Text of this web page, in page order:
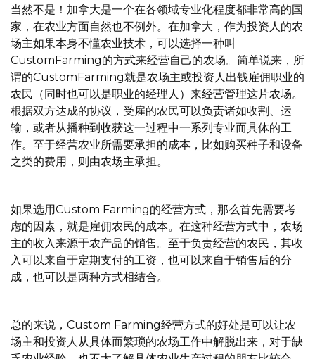
当然不是！加拿大是一个在各领域专业化程度都非常高的国
家，在农业方面自然也不例外。在加拿大，作为投资人的农
场主如果本身不懂农业技术，可以选择一种叫
CustomFarming的方式来经营自己的农场。简单说来，所
谓的CustomFarming就是农场主或投资人出钱雇佣职业的
农民（同时也可以是职业的经理人）来经营管理这片农场。
根据双方达成的协议，受雇的农民可以负责诸如收割、运
输，或者从播种到收获这一过程中一系列专业而具体的工
作。至于经营农业所需要承担的成本，比如购买种子和设备
之类的费用，则由农场主承担。
如果选用Custom Farming的经营方式，那么首先需要考
虑的因素，就是雇佣农民的成本。在这种经营方式中，农场
主的收入来源于农产品的销售。至于负责经营的农民，其收
入可以来自于定期支付的工资，也可以来自于销售后的分
成，也可以是两种方式相结合。
总的来说，Custom Farming经营方式的好处是可以让农
场主和投资人从具体而繁琐的农场工作中解脱出来，对于缺